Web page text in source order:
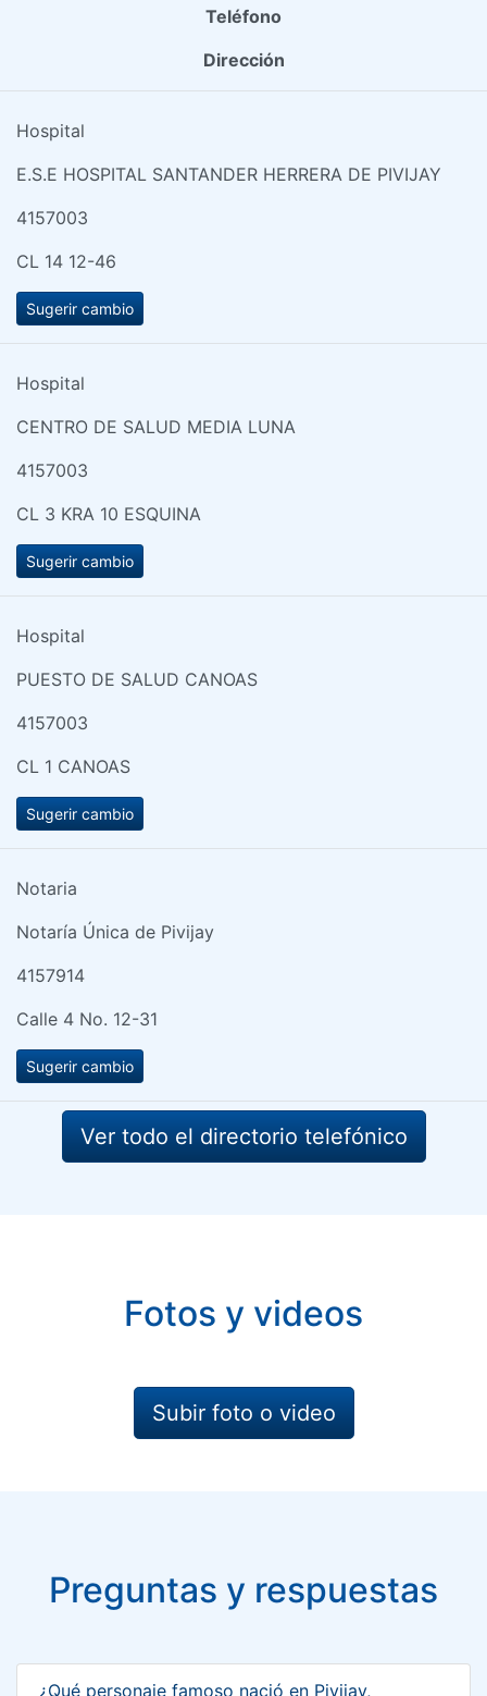
Teléfono
Dirección
Hospital
E.S.E HOSPITAL SANTANDER HERRERA DE PIVIJAY
4157003
CL 14 12-46
Sugerir cambio
Hospital
CENTRO DE SALUD MEDIA LUNA
4157003
CL 3 KRA 10 ESQUINA
Sugerir cambio
Hospital
PUESTO DE SALUD CANOAS
4157003
CL 1 CANOAS
Sugerir cambio
Notaria
Notaría Única de Pivijay
4157914
Calle 4 No. 12-31
Sugerir cambio
Ver todo el directorio telefónico
Fotos y videos
Subir foto o video
Preguntas y respuestas
¿Qué personaje famoso nació en Pivijay,